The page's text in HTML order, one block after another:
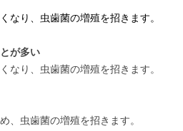
なり、虫歯菌の増殖を招きます。
が多い
なり、虫歯菌の増殖を招きます。
、虫歯菌の増殖を招きます。